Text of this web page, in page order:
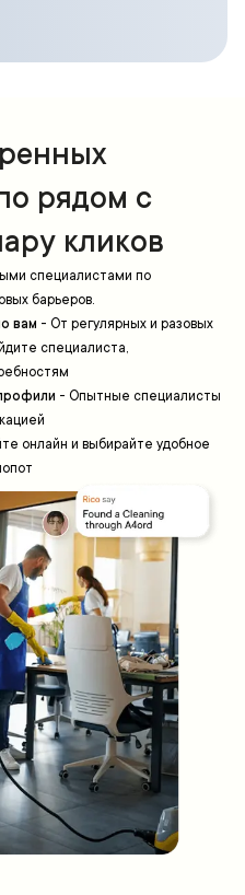
рядом с
кликов
специалистами по
барьеров.
вам - От регулярных и разовых
специалиста,
- Опытные специалисты
онлайн и выбирайте удобное